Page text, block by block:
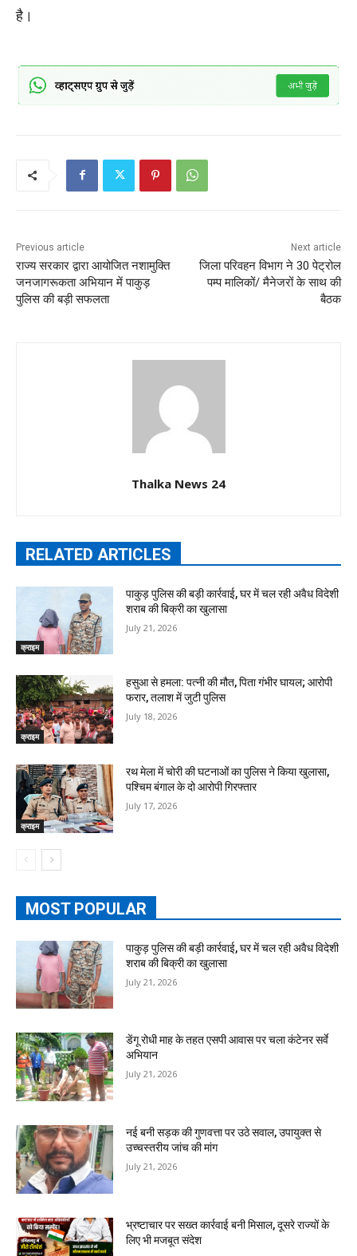
है।
Previous article
राज्य सरकार द्वारा आयोजित नशामुक्ति
जनजागरूकता अभियान में पाकुड़
पुलिस की बड़ी सफलता
Next article
जिला परिवहन विभाग ने 30 पेट्रोल
पम्प मालिकों/ मैनेजरों के साथ की
बैठक
Thalka News 24
RELATED ARTICLES
क्राइम
पाकुड़ पुलिस की बड़ी कार्रवाई, घर में चल रही अवैध विदेशी
शराब की बिक्री का खुलासा
July 21, 2026
क्राइम
हसुआ से हमला: पत्नी की मौत, पिता गंभीर घायल; आरोपी
फरार, तलाश में जुटी पुलिस
July 18, 2026
क्राइम
रथ मेला में चोरी की घटनाओं का पुलिस ने किया खुलासा,
पश्चिम बंगाल के दो आरोपी गिरफ्तार
July 17, 2026
MOST POPULAR
पाकुड़ पुलिस की बड़ी कार्रवाई, घर में चल रही अवैध विदेशी
शराब की बिक्री का खुलासा
July 21, 2026
डेंगू रोधी माह के तहत एसपी आवास पर चला कंटेनर सर्वे
अभियान
July 21, 2026
नई बनी सड़क की गुणवत्ता पर उठे सवाल, उपायुक्त से
उच्चस्तरीय जांच की मांग
July 21, 2026
भ्रष्टाचार पर सख्त कार्रवाई बनी मिसाल, दूसरे राज्यों के
लिए भी मजबूत संदेश